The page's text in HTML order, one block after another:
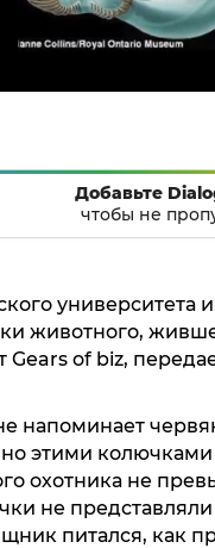
Добавьте
чтобы не
университета
животного,
of biz,
напоминает
этими колючками
охотника не
не
питался, как